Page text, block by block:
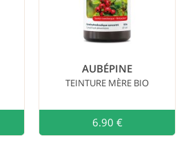
Ajouter au
AUBÉPINE
TEINTURE MÈRE BIO
6.90 €